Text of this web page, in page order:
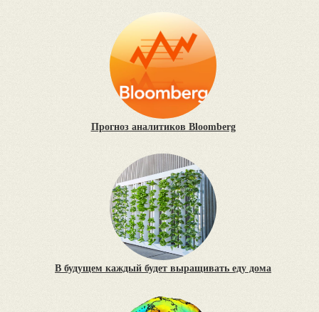
Прогноз аналитиков Bloomberg
В будущем каждый будет выращивать еду дома